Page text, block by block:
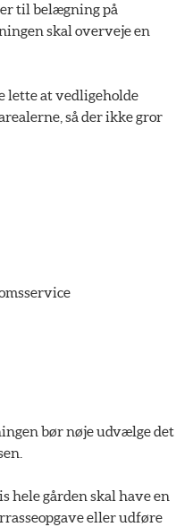
til belægning på
skal overveje en
lette at vedligeholde
så der ikke gror
bør nøje udvælge det
hele gården skal have en
eller udføre